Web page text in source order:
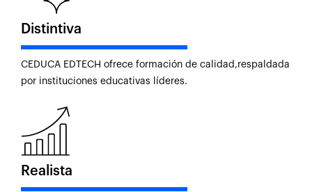
Distintiva
CEDUCA EDTECH ofrece formación de calidad,respaldada
por instituciones educativas líderes.
Realista